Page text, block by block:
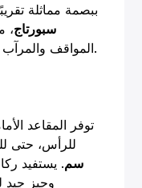
، ببصمة مماثلة
سبورتاج،
المواقف والمرآب مع الإحساس بالرحابة في الداخل.
توفر المقاعد
للرأس، حتى
سم. يستفيد
وحيز جيد